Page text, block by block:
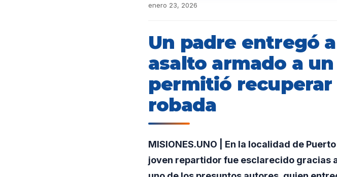
enero 23, 2026
Un padre entregó
asalto armado a
permitió
robada
MISIONES.UNO | En la localidad de
joven repartidor fue esclarecido gracias